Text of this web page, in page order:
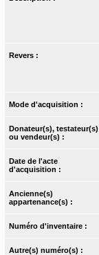
Revers :
Mode d'acquisition :
Donateur(s), testateur(s)
ou vendeur(s) :
Date de l'acte
d'acquisition :
Ancienne(s)
appartenance(s) :
Numéro d'inventaire :
Autre(s) numéro(s) :